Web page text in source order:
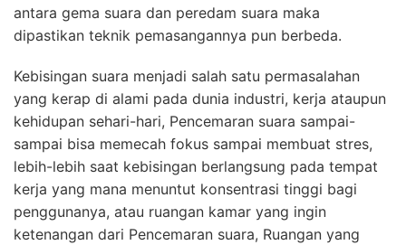
antara gema suara dan peredam suara maka
dipastikan teknik pemasangannya pun berbeda.
Kebisingan suara menjadi salah satu permasalahan
yang kerap di alami pada dunia industri, kerja ataupun
kehidupan sehari-hari, Pencemaran suara sampai-
sampai bisa memecah fokus sampai membuat stres,
lebih-lebih saat kebisingan berlangsung pada tempat
kerja yang mana menuntut konsentrasi tinggi bagi
penggunanya, atau ruangan kamar yang ingin
ketenangan dari Pencemaran suara, Ruangan yang